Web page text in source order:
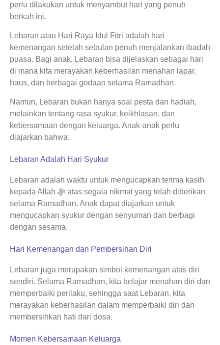
perlu dilakukan untuk menyambut hari yang penuh
berkah ini.
Lebaran atau Hari Raya Idul Fitri adalah hari
kemenangan setelah sebulan penuh menjalankan ibadah
puasa. Bagi anak, Lebaran bisa dijelaskan sebagai hari
di mana kita merayakan keberhasilan menahan lapar,
haus, dan berbagai godaan selama Ramadhan.
Namun, Lebaran bukan hanya soal pesta dan hadiah,
melainkan tentang rasa syukur, keikhlasan, dan
kebersamaan dengan keluarga. Anak-anak perlu
diajarkan bahwa:
Lebaran Adalah Hari Syukur
Lebaran adalah waktu untuk mengucapkan terima kasih
kepada Allah ﷻ atas segala nikmat yang telah diberikan
selama Ramadhan. Anak dapat diajarkan untuk
mengucapkan syukur dengan senyuman dan berbagi
dengan sesama.
Hari Kemenangan dan Pembersihan Diri
Lebaran juga merupakan simbol kemenangan atas diri
sendiri. Selama Ramadhan, kita belajar menahan diri dan
memperbaiki perilaku, sehingga saat Lebaran, kita
merayakan keberhasilan dalam memperbaiki diri dan
membersihkan hati dari dosa.
Momen Kebersamaan Keluarga